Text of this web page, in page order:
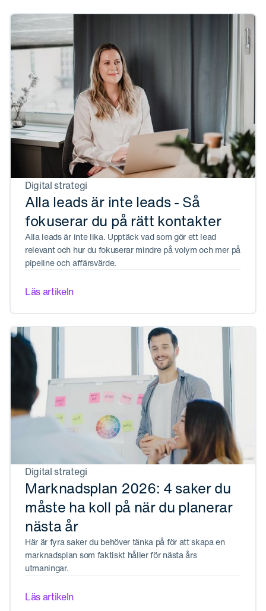
Digital strategi
Alla leads är inte leads - Så
fokuserar du på rätt kontakter
Alla leads är inte lika. Upptäck vad som gör ett lead
relevant och hur du fokuserar mindre på volym och mer på
pipeline och affärsvärde.
Läs artikeln
Digital strategi
Marknadsplan 2026: 4 saker du
måste ha koll på när du planerar
nästa år
Här är fyra saker du behöver tänka på för att skapa en
marknadsplan som faktiskt håller för nästa års
utmaningar.
Läs artikeln